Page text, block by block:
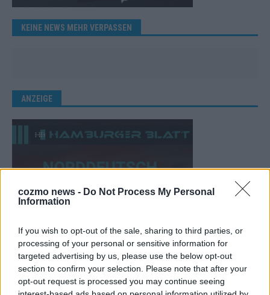
cozmo news - Do Not Process My Personal
Information
If you wish to opt-out of the sale, sharing to third parties, or
processing of your personal or sensitive information for
targeted advertising by us, please use the below opt-out
section to confirm your selection. Please note that after your
opt-out request is processed you may continue seeing
KEINE NEWS MEHR VERPASSEN
ANZEIGE